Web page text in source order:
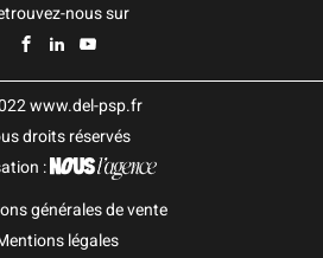
nous sur
www.del-psp.fr
droits réservés
:
générales de vente
légales